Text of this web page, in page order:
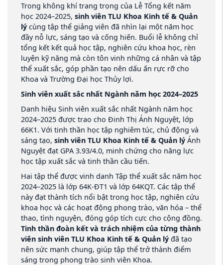
Trong không khí trang trọng của Lễ Tổng kết năm
học 2024–2025, sinh viên TLU Khoa Kinh tế & Quản
lý cùng tập thể giảng viên đã nhìn lại một năm học
đầy nỗ lực, sáng tạo và cống hiến. Buổi lễ không chỉ
tổng kết kết quả học tập, nghiên cứu khoa học, rèn
luyện kỹ năng mà còn tôn vinh những cá nhân và tập
thể xuất sắc, góp phần tạo nên dấu ấn rực rỡ cho
Khoa và Trường Đại học Thủy lợi.
Sinh viên xuất sắc nhất Ngành năm học 2024–2025
Danh hiệu Sinh viên xuất sắc nhất Ngành năm học
2024–2025 được trao cho Đinh Thị Ánh Nguyệt, lớp
66K1. Với tinh thần học tập nghiêm túc, chủ động và
sáng tạo, sinh viên TLU Khoa Kinh tế & Quản lý Ánh
Nguyệt đạt GPA 3.93/4.0, minh chứng cho năng lực
học tập xuất sắc và tinh thần cầu tiến.
Hai tập thể được vinh danh Tập thể xuất sắc năm học
2024–2025 là lớp 64K-ĐT1 và lớp 64KQT. Các tập thể
này đạt thành tích nổi bật trong học tập, nghiên cứu
khoa học và các hoạt động phong trào, văn hóa – thể
thao, tình nguyện, đóng góp tích cực cho cộng đồng.
Tinh thần đoàn kết và trách nhiệm của từng thành
viên sinh viên TLU Khoa Kinh tế & Quản lý đã tạo
nên sức mạnh chung, giúp tập thể trở thành điểm
sáng trong phong trào sinh viên Khoa.